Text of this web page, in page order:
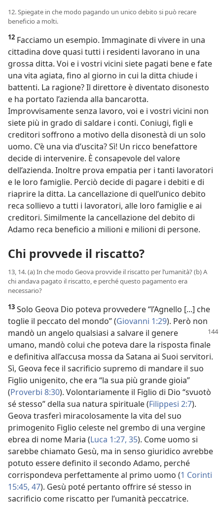
12. Spiegate in che modo pagando un unico debito si può recare
beneficio a molti.
12 Facciamo un esempio. Immaginate di vivere in una
cittadina dove quasi tutti i residenti lavorano in una
grossa ditta. Voi e i vostri vicini siete pagati bene e fate
una vita agiata, fino al giorno in cui la ditta chiude i
battenti. La ragione? Il direttore è diventato disonesto
e ha portato l’azienda alla bancarotta.
Improvvisamente senza lavoro, voi e i vostri vicini non
siete più in grado di saldare i conti. Coniugi, figli e
creditori soffrono a motivo della disonestà di un solo
uomo. C’è una via d’uscita? Sì! Un ricco benefattore
decide di intervenire. È consapevole del valore
dell’azienda. Inoltre prova empatia per i tanti lavoratori
e le loro famiglie. Perciò decide di pagare i debiti e di
riaprire la ditta. La cancellazione di quell’unico debito
reca sollievo a tutti i lavoratori, alle loro famiglie e ai
creditori. Similmente la cancellazione del debito di
Adamo reca beneficio a milioni e milioni di persone.
Chi provvede il riscatto?
13, 14. (a) In che modo Geova provvide il riscatto per l’umanità? (b) A
chi andava pagato il riscatto, e perché questo pagamento era
necessario?
13 Solo Geova Dio poteva provvedere “l’Agnello [...] che
toglie il peccato del mondo” (Giovanni 1:29). Però non
mandò un angelo qualsiasi a salvare il genere
umano, mandò colui che poteva dare la risposta finale
e definitiva all’accusa mossa da Satana ai Suoi servitori.
Sì, Geova fece il sacrificio supremo di mandare il suo
Figlio unigenito, che era “la sua più grande gioia”
(Proverbi 8:30). Volontariamente il Figlio di Dio “svuotò
sé stesso” della sua natura spirituale (Filippesi 2:7).
Geova trasferì miracolosamente la vita del suo
primogenito Figlio celeste nel grembo di una vergine
ebrea di nome Maria (Luca 1:27, 35). Come uomo si
sarebbe chiamato Gesù, ma in senso giuridico avrebbe
potuto essere definito il secondo Adamo, perché
corrispondeva perfettamente al primo uomo (1 Corinti
15:45, 47). Gesù poté pertanto offrire sé stesso in
sacrificio come riscatto per l’umanità peccatrice.